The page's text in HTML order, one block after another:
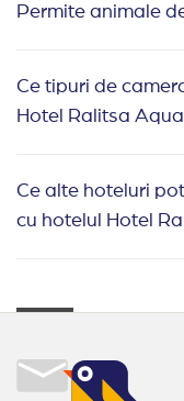
Permite animale
Ce tipuri de
Hotel Ralitsa
Ce alte hoteluri
cu hotelul Hotel